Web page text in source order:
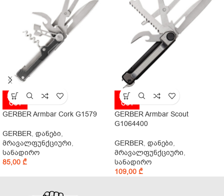
SOLD
OUT
GERBER Armbar Cork G1579
GERBER, დანები,
მრავალფუნქციური,
სანადირო
85,00 ₾
SOLD
OUT
GERBER Armbar Scout
G1064400
GERBER, დანები,
მრავალფუნქციური,
სანადირო
109,00 ₾